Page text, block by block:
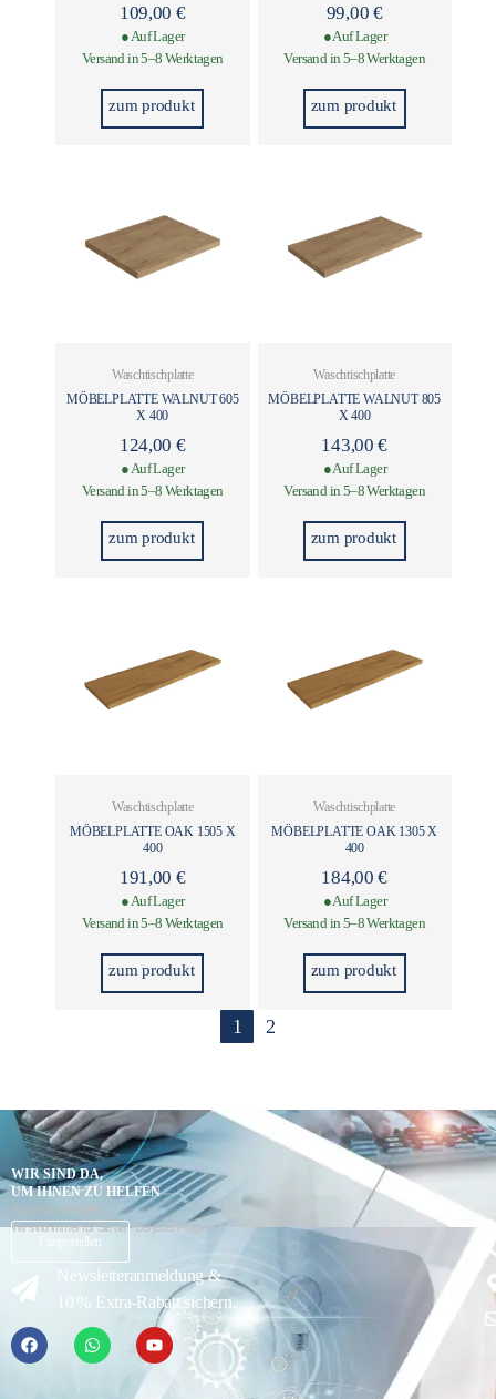
109,00 €
● Auf Lager
Versand in 5–8 Werktagen
zum produkt
99,00€
● Auf Lager
Versand in 5–8 Werktagen
zum produkt
Waschtischplatte
MÖBELPLATTE WALNUT 605
X 400
124,00 €
● Auf Lager
Versand in 5–8 Werktagen
zum produkt
Waschtischplatte
MÖBELPLATTE WALNUT 805
X 400
143,00€
● Auf Lager
Versand in 5–8 Werktagen
zum produkt
Waschtischplatte
MÖBELPLATTE OAK 1505 X
400
191,00 €
● Auf Lager
Versand in 5–8 Werktagen
zum produkt
Waschtischplatte
MÖBELPLATTE OAK 1305 X
400
184,00€
● Auf Lager
Versand in 5–8 Werktagen
zum produkt
1 2
WIR SIND DA,
UM IHNEN ZU HELFEN
Brauchen Sie Hilfe?
Wir sind immer für Sie da – bei jeder Frage.
Frage stellen
Newsletteranmeldung &
10 % Extra-Rabatt sichern.